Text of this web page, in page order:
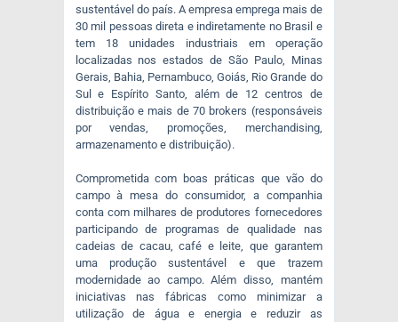
sustentável do país. A empresa emprega mais de
30 mil pessoas direta e indiretamente no Brasil e
tem 18 unidades industriais em operação
localizadas nos estados de São Paulo, Minas
Gerais, Bahia, Pernambuco, Goiás, Rio Grande do
Sul e Espírito Santo, além de 12 centros de
distribuição e mais de 70 brokers (responsáveis
por vendas, promoções, merchandising,
armazenamento e distribuição).
Comprometida com boas práticas que vão do
campo à mesa do consumidor, a companhia
conta com milhares de produtores fornecedores
participando de programas de qualidade nas
cadeias de cacau, café e leite, que garantem
uma produção sustentável e que trazem
modernidade ao campo. Além disso, mantém
iniciativas nas fábricas como minimizar a
utilização de água e energia e reduzir as